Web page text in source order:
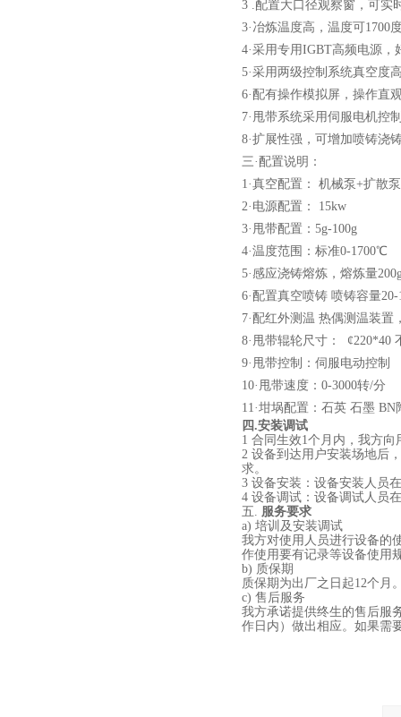
3 .配置大口径观察窗，可实
3·冶炼温度高，温度可1700
4·采用专用IGBT高频电源，
5·采用两级控制系统真空度
6·配有操作模拟屏，操作直
7·甩带系统采用伺服电机控
8·扩展性强，可增加喷铸浇
三·配置说明：
1·真空配置： 机械泵+扩散
2·电源配置： 15kw
3·甩带配置：5g-100g
4·温度范围：标准0-1700℃
5·感应浇铸熔炼，熔炼量
6·配置真空喷铸 喷铸容量20-
7·配红外测温 热偶测温装
8·甩带辊轮尺寸：
9·甩带控制：伺服电动控制
10·甩带速度：0-3000转/分
11·坩埚配置：石英 石墨
四.安装调试
1 合同生效1个月内，我方
2 设备到达用户安装场地后
求。
3 设备安装：设备安装人员
4 设备调试：设备调试人员
五. 服务要求
a) 培训及安装调试
我方对使用人员进行设备的
作使用要有记录等设备使用
b) 质保期
质保期为出厂之日起12个月
c) 售后服务
我方承诺提供终生的售后服
作日内）做出相应。如果需